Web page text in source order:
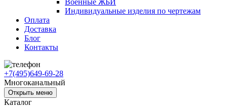
Военные ЖБИ
Индивидуальные изделия по чертежам
Оплата
Доставка
Блог
Контакты
+7(495)649-69-28
Многоканальный
Открыть меню
Каталог